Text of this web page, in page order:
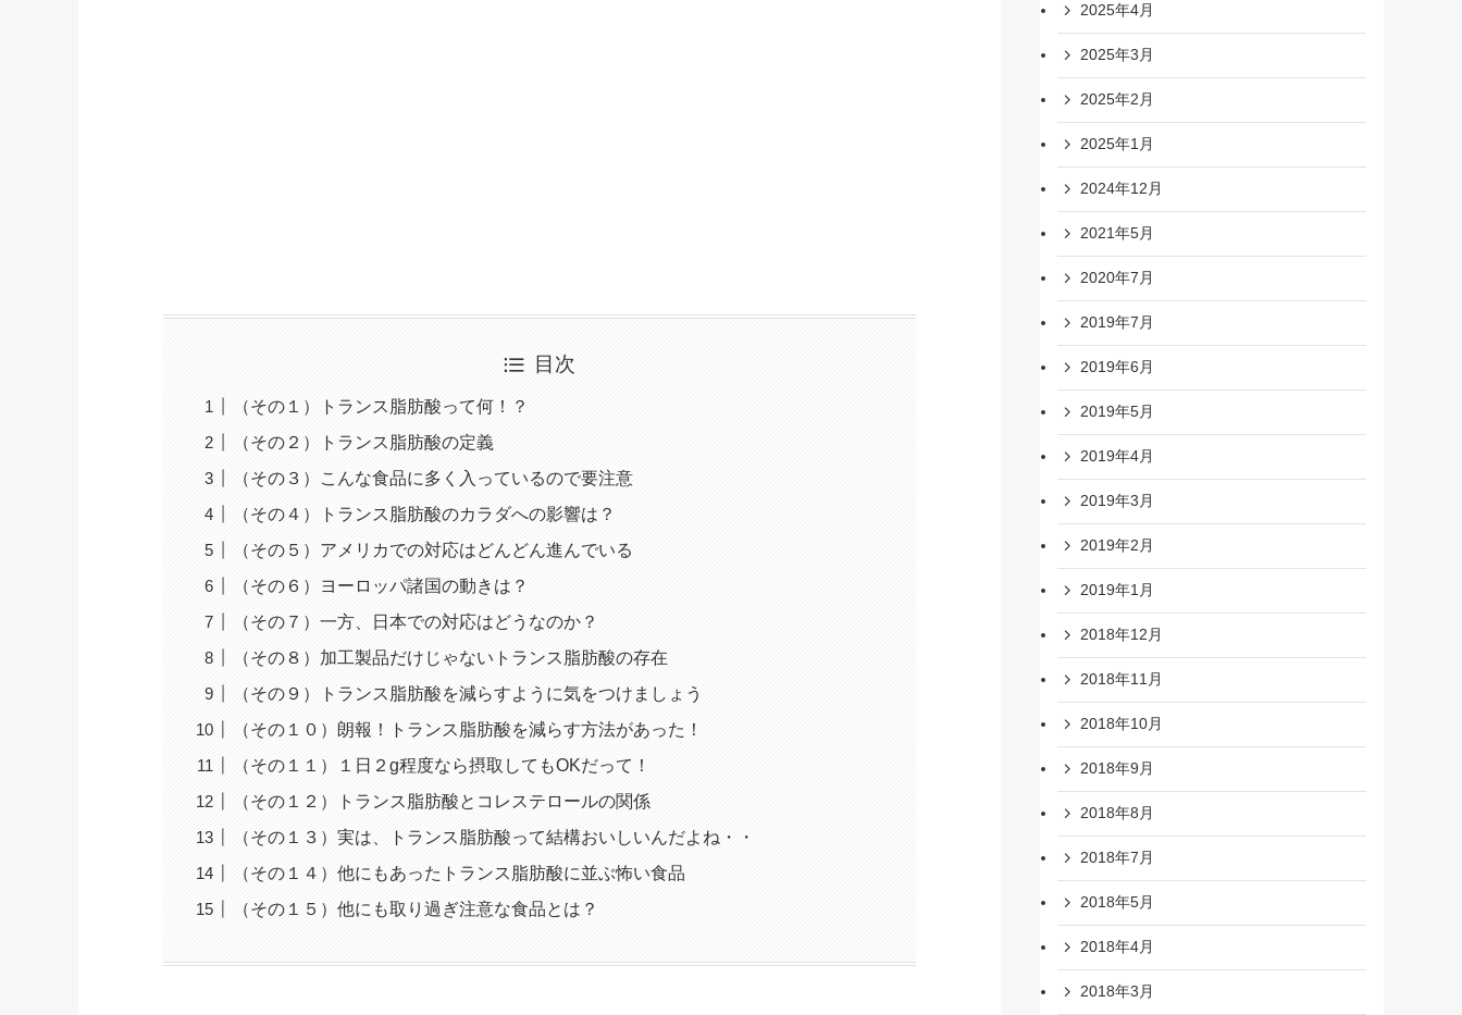
目次
（その１）トランス脂肪酸って何！？
（その２）トランス脂肪酸の定義
（その３）こんな食品に多く入っているので要注意
（その４）トランス脂肪酸のカラダへの影響は？
（その５）アメリカでの対応はどんどん進んでいる
（その６）ヨーロッパ諸国の動きは？
（その７）一方、日本での対応はどうなのか？
（その８）加工製品だけじゃないトランス脂肪酸の存在
（その９）トランス脂肪酸を減らすように気をつけましょう
（その１０）朗報！トランス脂肪酸を減らす方法があった！
（その１１）１日２g程度なら摂取してもOKだって！
（その１２）トランス脂肪酸とコレステロールの関係
（その１３）実は、トランス脂肪酸って結構おいしいんだよね・・
（その１４）他にもあったトランス脂肪酸に並ぶ怖い食品
（その１５）他にも取り過ぎ注意な食品とは？
2025年4月
2025年3月
2025年2月
2025年1月
2024年12月
2021年5月
2020年7月
2019年7月
2019年6月
2019年5月
2019年4月
2019年3月
2019年2月
2019年1月
2018年12月
2018年11月
2018年10月
2018年9月
2018年8月
2018年7月
2018年5月
2018年4月
2018年3月